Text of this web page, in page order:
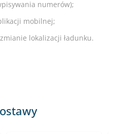
numerów);
mobilnej;
lokalizacji ładunku.